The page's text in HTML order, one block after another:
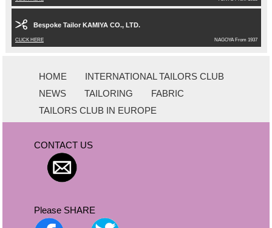
Bespoke Tailor KAMIYA CO., LTD.
CLICK HERE NAGOYA From 1937
HOME
INTERNATIONAL TAILORS CLUB
NEWS
TAILORING
FABRIC
TAILORS CLUB IN EUROPE
CONTACT US
Please SHARE